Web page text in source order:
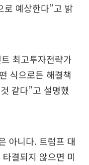
로 예상한다”고 밝
최고투자전략가
식으로든 해결책
같다”고 설명했
아니다. 트럼프 대
결되지 않으면 미